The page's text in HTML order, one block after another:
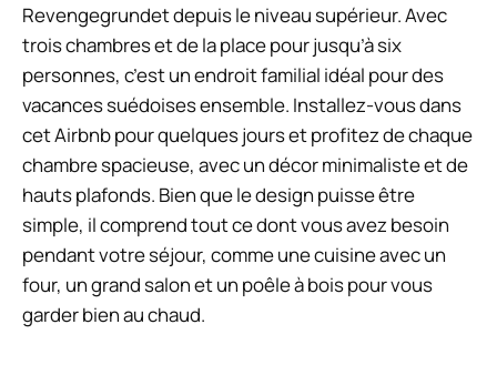
Revengegrundet depuis le niveau supérieur. Avec
trois chambres et de la place pour jusqu’à six
personnes, c’est un endroit familial idéal pour des
vacances suédoises ensemble. Installez-vous dans
cet Airbnb pour quelques jours et profitez de chaque
chambre spacieuse, avec un décor minimaliste et de
hauts plafonds. Bien que le design puisse être
simple, il comprend tout ce dont vous avez besoin
pendant votre séjour, comme une cuisine avec un
four, un grand salon et un poêle à bois pour vous
garder bien au chaud.